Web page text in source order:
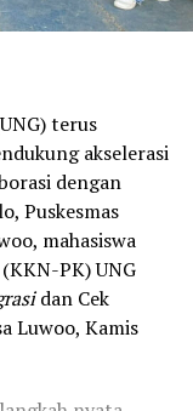
“Berkembang”
dipaparkan
Indra Gobel
bahwa
inklusivitas
Gorontalo
terus
akselerasi
dengan
Puskesmas
mahasiswa
PK) UNG
dan Cek
Luwoo, Kamis